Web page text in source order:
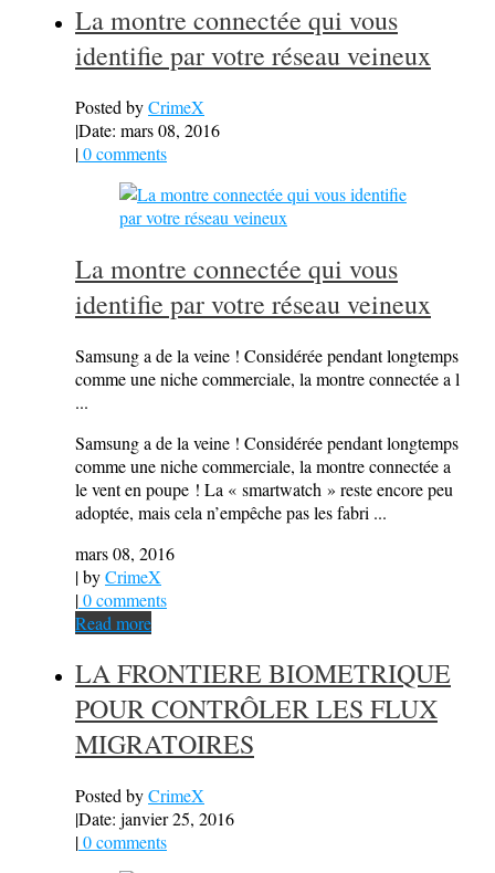
La montre connectée qui vous
identifie par votre réseau veineux
Posted byCrimeX
|Date: mars 08, 2016
|0 comments
La montre connectée qui vous
identifie par votre réseau veineux
Samsung a de la veine ! Considérée pendant longtemps
comme une niche commerciale, la montre connectée a l
...
Samsung a de la veine ! Considérée pendant longtemps
comme une niche commerciale, la montre connectée a
le vent en poupe ! La « smartwatch » reste encore peu
adoptée, mais cela n’empêche pas les fabri ...
mars 08, 2016
| byCrimeX
|0 comments
Read more
LA FRONTIERE BIOMETRIQUE
POUR CONTRÔLER LES FLUX
MIGRATOIRES
Posted byCrimeX
|Date: janvier 25, 2016
|0 comments